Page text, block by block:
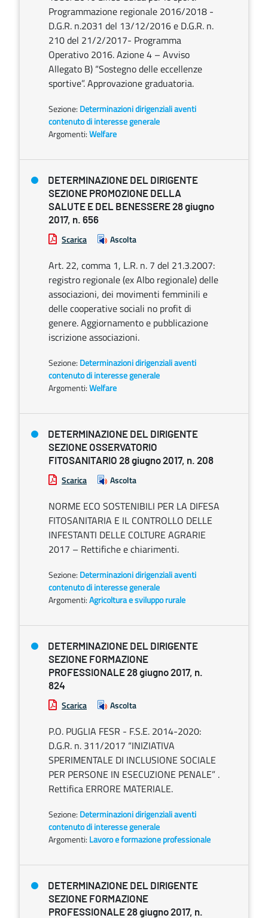
Programmazione regionale 2016/2018 -
D.G.R. n.2031 del 13/12/2016 e D.G.R. n.
210 del 21/2/2017- Programma
Operativo 2016. Azione 4 – Avviso
Allegato B) “Sostegno delle eccellenze
sportive”. Approvazione graduatoria.
Sezione: Determinazioni dirigenziali aventi
contenuto di interesse generale
Argomenti:Welfare
DETERMINAZIONE DEL DIRIGENTE
SEZIONE PROMOZIONE DELLA
SALUTE E DEL BENESSERE 28 giugno
2017, n. 656
Scarica Ascolta
Art. 22, comma 1, L.R. n. 7 del 21.3.2007:
registro regionale (ex Albo regionale) delle
associazioni, dei movimenti femminili e
delle cooperative sociali no profit di
genere. Aggiornamento e pubblicazione
iscrizione associazioni.
Sezione: Determinazioni dirigenziali aventi
contenuto di interesse generale
Argomenti:Welfare
DETERMINAZIONE DEL DIRIGENTE
SEZIONE OSSERVATORIO
FITOSANITARIO 28 giugno 2017, n. 208
Scarica Ascolta
NORME ECO SOSTENIBILI PER LA DIFESA
FITOSANITARIA E IL CONTROLLO DELLE
INFESTANTI DELLE COLTURE AGRARIE
2017 – Rettifiche e chiarimenti.
Sezione: Determinazioni dirigenziali aventi
contenuto di interesse generale
Argomenti:Agricoltura e sviluppo rurale
DETERMINAZIONE DEL DIRIGENTE
SEZIONE FORMAZIONE
PROFESSIONALE 28 giugno 2017, n.
824
Scarica Ascolta
P.O. PUGLIA FESR - F.S.E. 2014-2020:
D.G.R. n. 311/2017 “INIZIATIVA
SPERIMENTALE DI INCLUSIONE SOCIALE
PER PERSONE IN ESECUZIONE PENALE” .
Rettifica ERRORE MATERIALE.
Sezione: Determinazioni dirigenziali aventi
contenuto di interesse generale
Argomenti: Lavoro e formazione professionale
DETERMINAZIONE DEL DIRIGENTE
SEZIONE FORMAZIONE
PROFESSIONALE 28 giugno 2017, n.